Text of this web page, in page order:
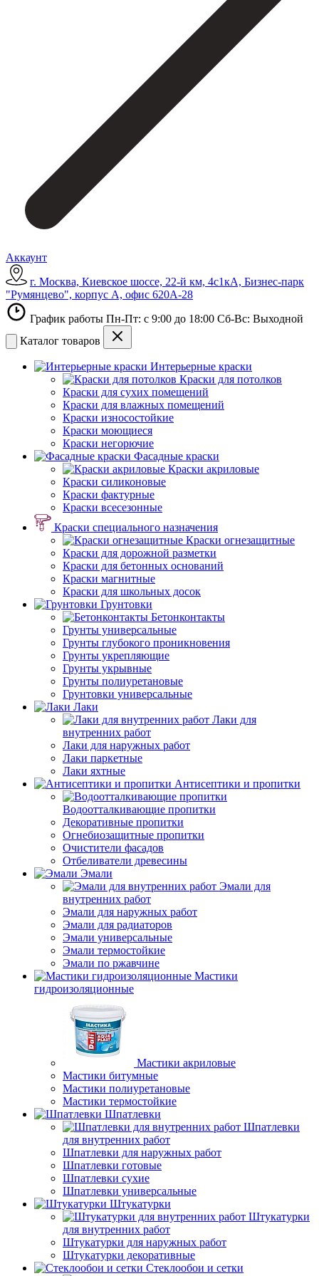
Аккаунт
г. Москва, Киевское шоссе, 22-й км, 4с1кА, Бизнес-парк
"Румянцево", корпус А, офис 620А-28
График работы Пн-Пт: с 9:00 до 18:00 Сб-Вс: Выходной
Каталог товаров
Интерьерные краски
Краски для потолков
Краски для сухих помещений
Краски для влажных помещений
Краски износостойкие
Краски моющиеся
Краски негорючие
Фасадные краски
Краски акриловые
Краски силиконовые
Краски фактурные
Краски всесезонные
Краски специального назначения
Краски огнезащитные
Краски для дорожной разметки
Краски для бетонных оснований
Краски магнитные
Краски для школьных досок
Грунтовки
Бетонконтакты
Грунты универсальные
Грунты глубокого проникновения
Грунты укрепляющие
Грунты укрывные
Грунты полиуретановые
Грунтовки универсальные
Лаки
Лаки для
внутренних работ
Лаки для наружных работ
Лаки паркетные
Лаки яхтные
Антисептики и пропитки
Водоотталкивающие пропитки
Декоративные пропитки
Огнебиозащитные пропитки
Очистители фасадов
Отбеливатели древесины
Эмали
Эмали для
внутренних работ
Эмали для наружных работ
Эмали для радиаторов
Эмали универсальные
Эмали термостойкие
Эмали по ржавчине
Мастики
гидроизоляционные
Мастики акриловые
Мастики битумные
Мастики полиуретановые
Мастики термостойкие
Шпатлевки
Шпатлевки
для внутренних работ
Шпатлевки для наружных работ
Шпатлевки готовые
Шпатлевки сухие
Шпатлевки универсальные
Штукатурки
Штукатурки
для внутренних работ
Штукатурки для наружных работ
Штукатурки декоративные
Стеклообои и сетки